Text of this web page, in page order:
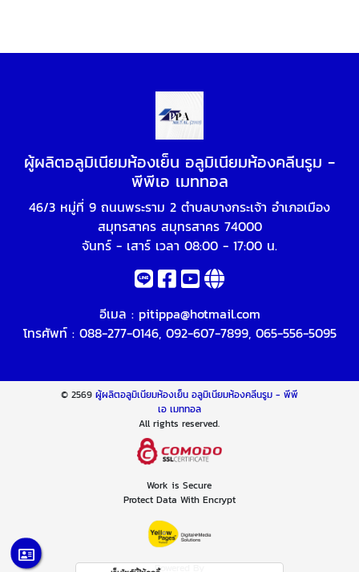
ผู้ผลิตอลูมิเนียมห้องเย็น อลูมิเนียมห้องคลีนรูม -
พีพีเอ เมททอล
46/3 หมู่ที่ 9 ถนนพระราม 2 ตำบลบางกระเจ้า อำเภอเมือง
สมุทรสาคร สมุทรสาคร 74000
จันทร์ - เสาร์ เวลา 08:00 - 17:00 น.
อีเมล : pitippa@hotmail.com
โทรศัพท์ : 088-277-0146, 092-607-7899, 065-556-5095
© 2569 ผู้ผลิตอลูมิเนียมห้องเย็น อลูมิเนียมห้องคลีนรูม - พีพี
เอ เมททอล
All rights reserved.
Work is Secure
Protect Data With Encrypt
Powered By